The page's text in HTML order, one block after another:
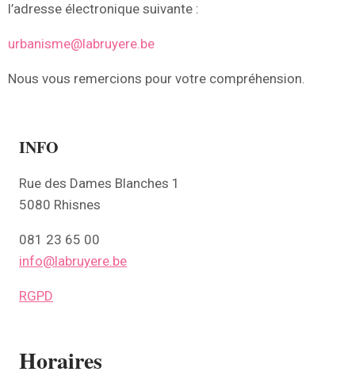
l’adresse électronique suivante :
urbanisme@labruyere.be
Nous vous remercions pour votre compréhension.
INFO
Rue des Dames Blanches 1
5080 Rhisnes
081 23 65 00
info@labruyere.be
RGPD
Horaires